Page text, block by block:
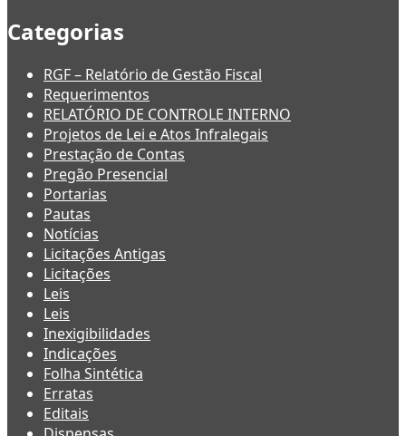
Categorias
RGF – Relatório de Gestão Fiscal
Requerimentos
RELATÓRIO DE CONTROLE INTERNO
Projetos de Lei e Atos Infralegais
Prestação de Contas
Pregão Presencial
Portarias
Pautas
Notícias
Licitações Antigas
Licitações
Leis
Leis
Inexigibilidades
Indicações
Folha Sintética
Erratas
Editais